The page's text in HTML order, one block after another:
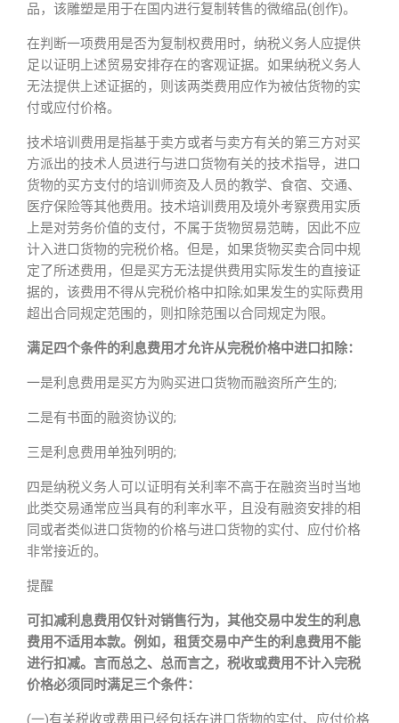
品，该雕塑是用于在国内进行复制转售的微缩品(创作)。
在判断一项费用是否为复制权费用时，纳税义务人应提供
足以证明上述贸易安排存在的客观证据。如果纳税义务人
无法提供上述证据的，则该两类费用应作为被估货物的实
付或应付价格。
技术培训费用是指基于卖方或者与卖方有关的第三方对买
方派出的技术人员进行与进口货物有关的技术指导，进口
货物的买方支付的培训师资及人员的教学、食宿、交通、
医疗保险等其他费用。技术培训费用及境外考察费用实质
上是对劳务价值的支付，不属于货物贸易范畴，因此不应
计入进口货物的完税价格。但是，如果货物买卖合同中规
定了所述费用，但是买方无法提供费用实际发生的直接证
据的，该费用不得从完税价格中扣除;如果发生的实际费用
超出合同规定范围的，则扣除范围以合同规定为限。
满足四个条件的利息费用才允许从完税价格中进口扣除：
一是利息费用是买方为购买进口货物而融资所产生的;
二是有书面的融资协议的;
三是利息费用单独列明的;
四是纳税义务人可以证明有关利率不高于在融资当时当地
此类交易通常应当具有的利率水平，且没有融资安排的相
同或者类似进口货物的价格与进口货物的实付、应付价格
非常接近的。
提醒
可扣减利息费用仅针对销售行为，其他交易中发生的利息
费用不适用本款。例如，租赁交易中产生的利息费用不能
进行扣减。言而总之、总而言之，税收或费用不计入完税
价格必须同时满足三个条件：
(一)有关税收或费用已经包括在进口货物的实付、应付价格